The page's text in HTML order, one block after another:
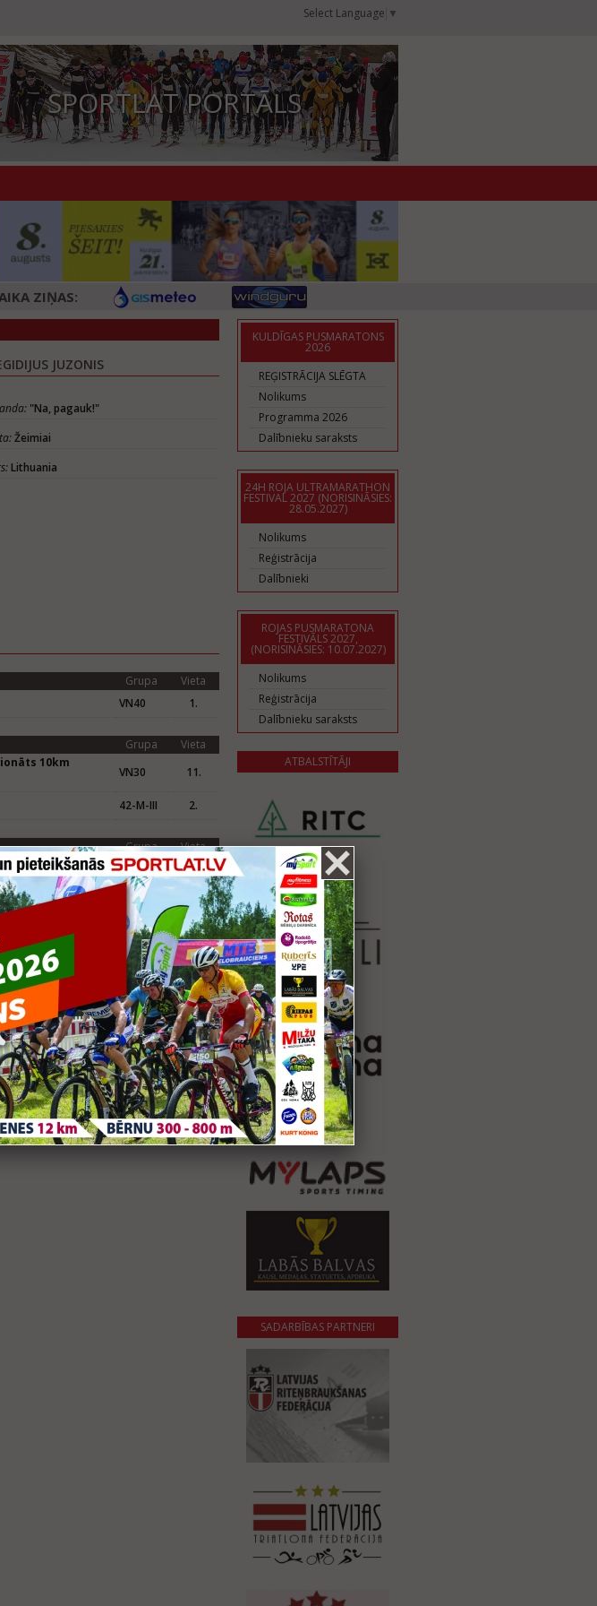
Select Language ▼
SPORTLAT PORTĀLS
ZIŅAS:
JUZONIS
"Na, pagauk!"
Žeimiai
Lithuania
Grupa
Vieta
VN40 1.
Grupa
Vieta
10km
VN30
11.
42-M-III 2.
Grupa
Vieta
V30
8.
V30
Grupa
Vieta
V30 9.
Grupa
Vieta
V30
12.
V30 9.
Grupa
Vieta
V20 37.
KULDĪGAS PUSMARATONS
2026
REĢISTRĀCIJA SLĒGTA
Nolikums
Programma 2026
Dalībnieku saraksts
24H ROJA ULTRAMARATHON
FESTIVAL 2027 (NORISINĀSIES:
28.05.2027)
Nolikums
Reģistrācija
Dalībnieki
ROJAS PUSMARATONA
FESTIVĀLS 2027,
(NORISINĀSIES: 10.07.2027)
Nolikums
Reģistrācija
Dalībnieku saraksts
ATBALSTĪTĀJI
SADARBĪBAS PARTNERI